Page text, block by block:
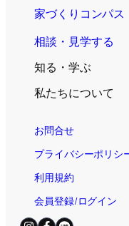
家づくりコンパス
相談・見学する
知る・学ぶ
私たちについて
お問合せ
プライバシーポリシ
利用規約
会員登録/ログイン